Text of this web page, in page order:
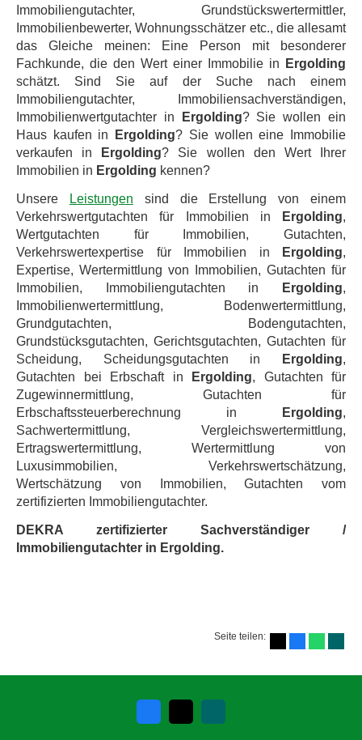
Immobiliengutachter, Grundstückswertermittler,
Immobilienbewerter, Wohnungsschätzer etc., die allesamt
das Gleiche meinen: Eine Person mit besonderer
Fachkunde, die den Wert einer Immobilie in
Ergolding
schätzt. Sind Sie auf der Suche nach einem
Immobiliengutachter, Immobiliensachverständigen,
Immobilienwertgutachter in
Ergolding? Sie wollen ein
Haus kaufen in
Ergolding? Sie wollen eine Immobilie
verkaufen in
Ergolding? Sie wollen den Wert Ihrer
Immobilien in Ergolding kennen?
Unsere Leistungen sind die Erstellung von einem
Verkehrswertgutachten für Immobilien in
Ergolding,
Wertgutachten für Immobilien, Gutachten,
Verkehrswertexpertise für Immobilien in
Ergolding,
Expertise, Wertermittlung von Immobilien, Gutachten für
Immobilien, Immobiliengutachten in
Ergolding,
Immobilienwertermittlung, Bodenwertermittlung,
Grundgutachten, Bodengutachten,
Grundstücksgutachten, Gerichtsgutachten, Gutachten für
Scheidung, Scheidungsgutachten in
Ergolding,
Gutachten bei Erbschaft in
Ergolding, Gutachten für
Zugewinnermittlung, Gutachten für
Erbschaftssteuerberechnung in
Ergolding,
Sachwertermittlung, Vergleichswertermittlung,
Ertragswertermittlung, Wertermittlung von
Luxusimmobilien, Verkehrswertschätzung,
Wertschätzung von Immobilien, Gutachten vom
zertifizierten Immobiliengutachter.
DEKRA zertifizierter Sachverständiger /
Immobiliengutachter in Ergolding.
Seite teilen: